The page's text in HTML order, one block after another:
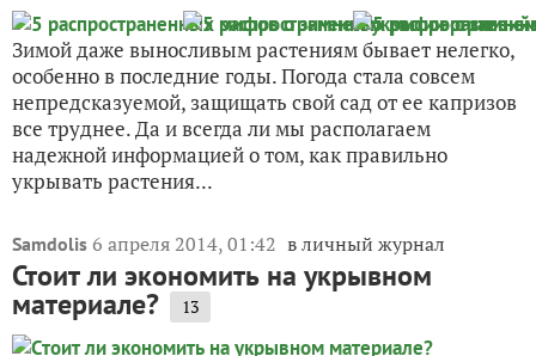
Зимой даже выносливым растениям бывает нелегко,
особенно в последние годы. Погода стала совсем
непредсказуемой, защищать свой сад от ее капризов
все труднее. Да и всегда ли мы располагаем
надежной информацией о том, как правильно
укрывать растения...
Samdolis 6 апреля 2014, 01:42 в личный журнал
Стоит ли экономить на укрывном
материале? 13